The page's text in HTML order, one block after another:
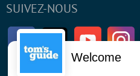
SUIVEZ-NOUS
FacebookTwitter Youtube
Welcome